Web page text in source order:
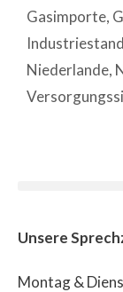
Gasimporte,
Niederlande,
Unsere
Montag &